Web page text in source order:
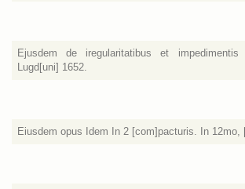
Ejusdem de iregularitatibus et
Lugd[uni] 1652.
Eiusdem opus Idem In 2 [com]pacturis. In 12mo,